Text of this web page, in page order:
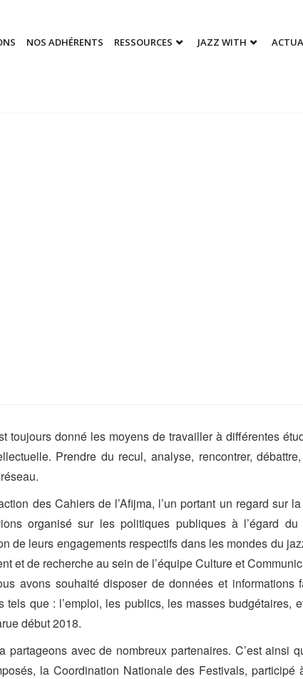
NOS ADHÉRENTS RESSOURCES JAZZ WITH
toujours donné les moyens de travailler à différentes
Prendre du recul, analyse, rencontrer,
des Cahiers de l’Afijma, l’un portant un regard sur
organisé sur les politiques publiques à l’égard
de leurs engagements respectifs dans les mondes du
et de recherche au sein de l’équipe Culture et
avons souhaité disposer de données et
que : l’emploi, les publics, les masses budgétaires,
début 2018.
partageons avec de nombreux partenaires. C’est ainsi
la Coordination Nationale des Festivals, participé